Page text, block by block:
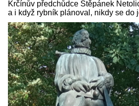
Krčínův předchůdce Štěpánek
a i když rybník plánoval, nikdy se do